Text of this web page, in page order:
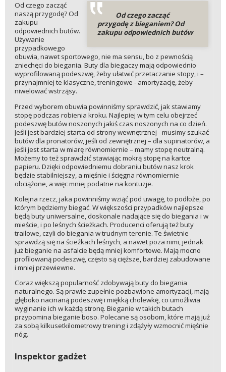
Od czego zacząć
przygodę z bieganiem? Od
zakupu odpowiednich butów
Od czego zacząć
naszą przygodę? Od
zakupu
odpowiednich butów.
Używanie
przypadkowego
obuwia, nawet sportowego, nie ma sensu, bo z pewnością
zniechęci do biegania. Buty dla biegaczy mają odpowiednio
wyprofilowaną podeszwę, żeby ułatwić przetaczanie stopy, i –
przynajmniej te klasyczne, treningowe - amortyzację, żeby
niwelować wstrząsy.
Przed wyborem obuwia powinniśmy sprawdzić, jak stawiamy
stopę podczas robienia kroku. Najlepiej w tym celu obejrzeć
podeszwę butów noszonych jakiś czas noszonych na co dzień.
Jeśli jest bardziej starta od strony wewnętrznej - musimy szukać
butów dla pronatorów, jeśli od zewnętrznej – dla supinatorów, a
jeśli jest starta w miarę równomiernie – mamy stopę neutralną.
Możemy to też sprawdzić stawiając mokrą stopę na kartce
papieru. Dzięki odpowiedniemu dobraniu butów nasz krok
będzie stabilniejszy, a mięśnie i ścięgna równomiernie
obciążone, a więc mniej podatne na kontuzje.
Kolejna rzecz, jaka powinniśmy wziąć pod uwagę, to podłoże, po
którym będziemy biegać. W większości przypadków najlepsze
będą buty uniwersalne, doskonale nadające się do biegania i w
mieście, i po leśnych ścieżkach. Producenci oferują też buty
trailowe, czyli do biegania w trudnym terenie. Te świetnie
sprawdzą się na ścieżkach leśnych, a nawet poza nimi, jednak
już bieganie na asfalcie będą mniej komfortowe. Mają mocno
profilowaną podeszwę, często są cięższe, bardziej zabudowane
i mniej przewiewne.
Coraz większą popularność zdobywają buty do biegania
naturalnego. Są prawie zupełnie pozbawione amortyzacji, mają
głęboko nacinaną podeszwę i miękką cholewkę, co umożliwia
wyginanie ich w każdą stronę. Bieganie w takich butach
przypomina bieganie boso. Polecane są osobom, które mają już
za sobą kilkusetkilometrowy trening i zdążyły wzmocnić mięśnie
nóg.
Inspektor gadżet